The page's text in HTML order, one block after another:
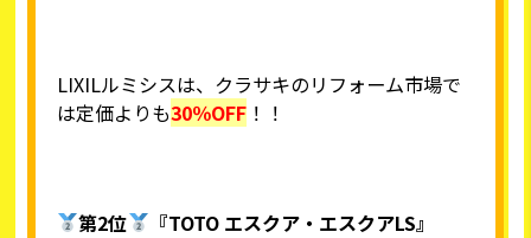
LIXILルミシスは、クラサキのリフォーム市場で
は定価よりも30％OFF ！！
第2位 『TOTO エスクア・エスクアLS』